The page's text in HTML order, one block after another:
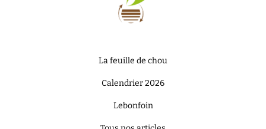
La feuille de chou
Calendrier 2026
Lebonfoin